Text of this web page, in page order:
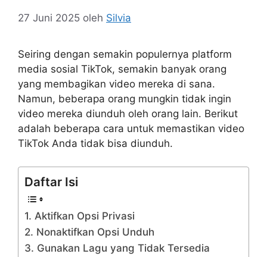
27 Juni 2025 oleh Silvia
Seiring dengan semakin populernya platform
media sosial TikTok, semakin banyak orang
yang membagikan video mereka di sana.
Namun, beberapa orang mungkin tidak ingin
video mereka diunduh oleh orang lain. Berikut
adalah beberapa cara untuk memastikan video
TikTok Anda tidak bisa diunduh.
Daftar Isi
1. Aktifkan Opsi Privasi
2. Nonaktifkan Opsi Unduh
3. Gunakan Lagu yang Tidak Tersedia